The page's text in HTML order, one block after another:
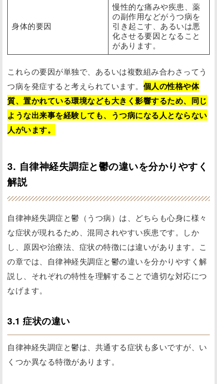
身体的要因
慢性的な痛みや疾患、薬
の副作用などがうつ病を
引き起こす、あるいは悪
化させる要因となること
があります。
これらの要因が単独で、あるいは複数組み合わさってう
つ病を発症すると考えられています。 個人の性格や体
質、置かれている環境なども大きく影響するため、同じ
ような出来事を経験しても、うつ病になる人とならない
人がいます。
3. 自律神経失調症と鬱の違いを分かりやすく
解説
自律神経失調症と鬱（うつ病）は、どちらも心身に様々
な症状が現れるため、混同されやすい疾患です。しか
し、原因や治療法、症状の特徴には違いがあります。こ
の章では、自律神経失調症と鬱の違いを分かりやすく解
説し、それぞれの特性を理解することで適切な対応につ
なげます。
3.1 症状の違い
自律神経失調症と鬱は、共通する症状も多いですが、い
くつか異なる特徴があります。